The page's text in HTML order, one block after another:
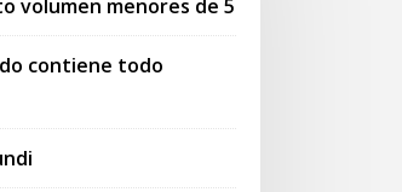
volumen menores de 5
contiene todo